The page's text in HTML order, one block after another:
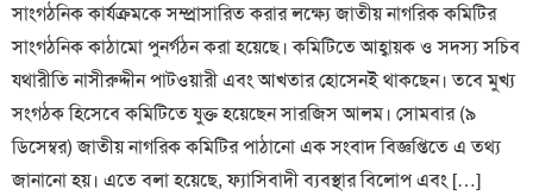
সাংগঠনিক কার্যক্রমকে সম্প্রাসারিত করার লক্ষ্যে জাতীয় নাগরিক কমিটির
সাংগঠনিক কাঠামো পুনর্গঠন করা হয়েছে। কমিটিতে আহ্বায়ক ও সদস্য সচিব
যথারীতি নাসীরুদ্দীন পাটওয়ারী এবং আখতার হোসেনই থাকছেন। তবে মুখ্য
সংগঠক হিসেবে কমিটিতে যুক্ত হয়েছেন সারজিস আলম। সোমবার (৯
ডিসেম্বর) জাতীয় নাগরিক কমিটির পাঠানো এক সংবাদ বিজ্ঞপ্তিতে এ তথ্য
জানানো হয়। এতে বলা হয়েছে, ফ্যাসিবাদী ব্যবস্থার বিলোপ এবং […]